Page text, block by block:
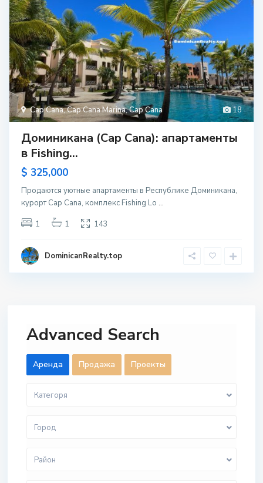
18
Cap Cana,Cap Cana Marina,Cap Cana
Доминикана (Cap Cana): апартаменты
в Fishing...
$ 325,000
Продаются уютные апартаменты в Республике Доминикана,
курорт Cap Cana, комплекс Fishing Lo ...
1
1 143
DominicanRealty.top
Advanced Search
Aренда Продажа Проекты
Категоря
Город
Район